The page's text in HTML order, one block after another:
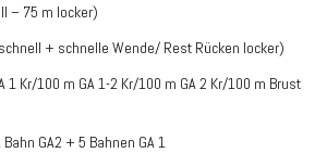
– 75 m locker)
+ schnelle Wende/ Rest Rücken locker)
1 Kr/100 m GA 1-2 Kr/100 m GA 2 Kr/100 m Brust
Bahn GA2 + 5 Bahnen GA 1